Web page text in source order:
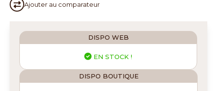
Ajouter au comparateur
DISPO WEB
EN STOCK !
DISPO BOUTIQUE